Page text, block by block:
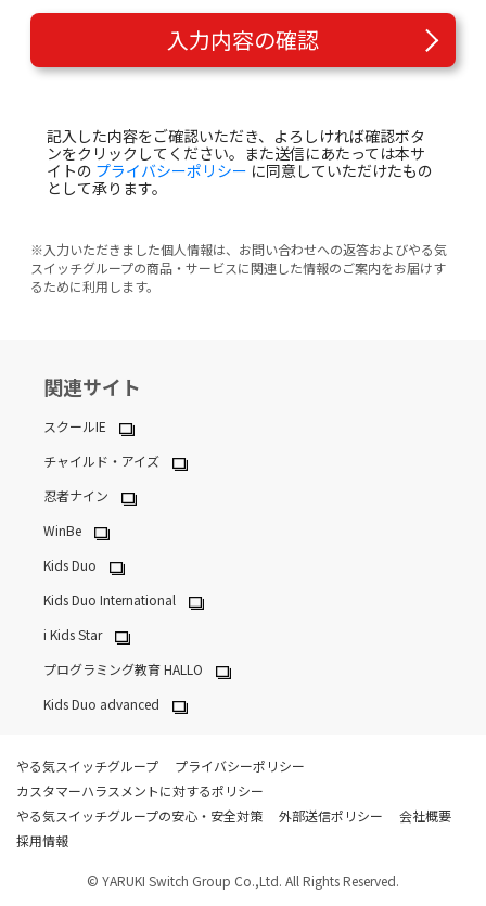
入力内容の確認
記入した内容をご確認いただき、よろしければ確認ボタ
ンをクリックしてください。また送信にあたっては本サ
イトの プライバシーポリシー に同意していただけたもの
として承ります。
※入力いただきました個人情報は、お問い合わせへの返答およびやる気
スイッチグループの商品・サービスに関連した情報のご案内をお届けす
るために利用します。
関連サイト
スクールIE
チャイルド・アイズ
忍者ナイン
WinBe
Kids Duo
Kids Duo International
i Kids Star
プログラミング教育 HALLO
Kids Duo advanced
やる気スイッチグループ
プライバシーポリシー
カスタマーハラスメントに対するポリシー
やる気スイッチグループの安心・安全対策
外部送信ポリシー
会社概要
採用情報
© YARUKI Switch Group Co.,Ltd. All Rights Reserved.